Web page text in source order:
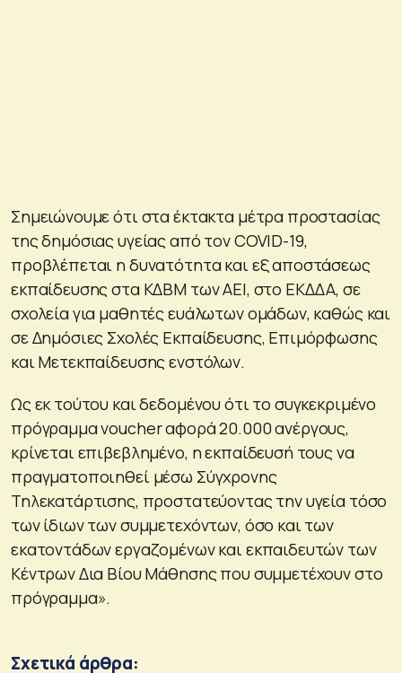
Σημειώνουμε ότι στα έκτακτα μέτρα προστασίας
της δημόσιας υγείας από τον COVID-19,
προβλέπεται η δυνατότητα και εξ αποστάσεως
εκπαίδευσης στα ΚΔΒΜ των ΑΕΙ, στο ΕΚΔΔΑ, σε
σχολεία για μαθητές ευάλωτων ομάδων, καθώς και
σε Δημόσιες Σχολές Εκπαίδευσης, Επιμόρφωσης
και Μετεκπαίδευσης ενστόλων.
Ως εκ τούτου και δεδομένου ότι το συγκεκριμένο
πρόγραμμα voucher αφορά 20.000 ανέργους,
κρίνεται επιβεβλημένο, η εκπαίδευσή τους να
πραγματοποιηθεί μέσω Σύγχρονης
Τηλεκατάρτισης, προστατεύοντας την υγεία τόσο
των ίδιων των συμμετεχόντων, όσο και των
εκατοντάδων εργαζομένων και εκπαιδευτών των
Κέντρων Δια Βίου Μάθησης που συμμετέχουν στο
πρόγραμμα».
Σχετικά άρθρα: